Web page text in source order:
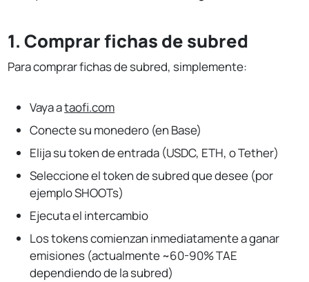
1. Comprar fichas de subred
Para comprar fichas de subred, simplemente:
Vaya ataofi.com
Conecte su monedero (en Base)
Elija su token de entrada (USDC, ETH, o Tether)
Seleccione el token de subred que desee (por
ejemplo SHOOTs)
Ejecuta el intercambio
Los tokens comienzan inmediatamente a ganar
emisiones (actualmente ~60-90% TAE
dependiendo de la subred)